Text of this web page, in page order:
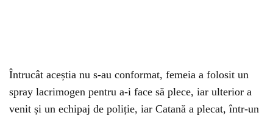
Întrucât aceștia nu s-au conformat, femeia a folosit un
spray lacrimogen pentru a-i face să plece, iar ulterior a
venit și un echipaj de poliție, iar Catană a plecat, într-un